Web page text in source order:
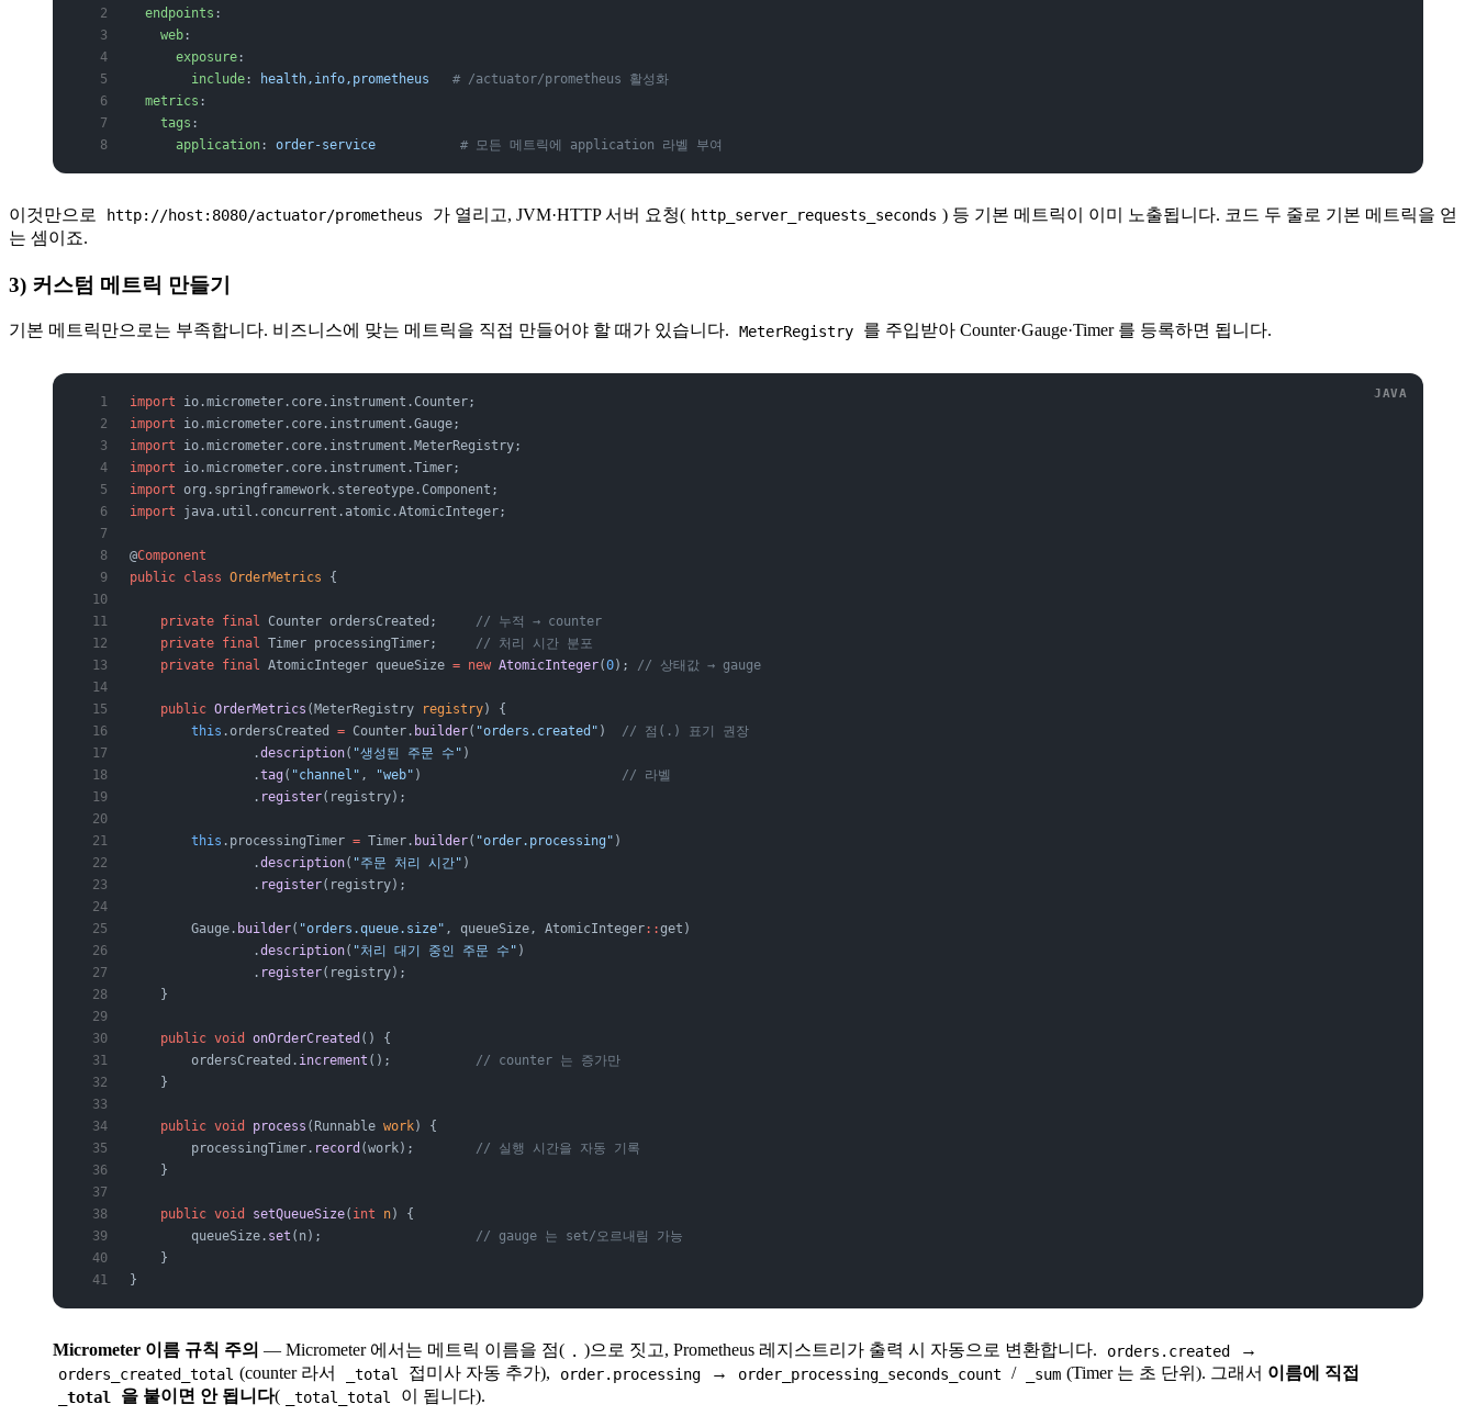
  endpoints
:
    web
:
      exposure
:
        include
: health,info,prometheus
   # /actuator/prometheus 활성화
  metrics
:
    tags
:
      application
: order-service
           # 모든 메트릭에 application 라벨 부여
이것만으로 http://host:8080/actuator/prometheus 가 열리고, JVM·HTTP 서버 요청( http_server_requests_seconds ) 등 기본 메트릭이 이미 노출됩니다. 코드 두 줄로 기본 메트릭을 얻
는 셈이죠.
3) 커스텀 메트릭 만들기
기본 메트릭만으로는 부족합니다. 비즈니스에 맞는 메트릭을 직접 만들어야 할 때가 있습니다. MeterRegistry 를 주입받아 Counter·Gauge·Timer 를 등록하면 됩니다.
import io.micrometer.core.instrument.Counter;
import io.micrometer.core.instrument.Gauge;
import io.micrometer.core.instrument.MeterRegistry;
import io.micrometer.core.instrument.Timer;
import org.springframework.stereotype.Component;
import java.util.concurrent.atomic.AtomicInteger;
@Component
public class OrderMetrics {
    private
final Counter ordersCreated; // 누적 → counter
    private
final Timer processingTimer; // 처리 시간 분포
    private
final AtomicInteger queueSize = new AtomicInteger(0); // 상태값 → gauge
    public
OrderMetrics (MeterRegistry registry) {
        this
.ordersCreated = Counter. builder( "orders.created" ) // 점(.) 표기 권장
                .
description( "생성된 주문 수" )
                .
tag ( "channel" , "web" ) // 라벨
                .
register(registry);
        this
.processingTimer = Timer. builder( "order.processing" )
                .
description( "주문 처리 시간" )
                .
register(registry);
        Gauge.
builder( "orders.queue.size" , queueSize, AtomicInteger::get)
                .
description( "처리 대기 중인 주문 수" )
                .
register(registry);
    }
    public
void onOrderCreated () {
        ordersCreated.
increment (); // counter 는 증가만
    }
    public
void process (Runnable work) {
        processingTimer.
record (work); // 실행 시간을 자동 기록
    }
    public
void setQueueSize( int n) {
        queueSize.
set (n); // gauge 는 set/오르내림 가능
    }
}
Micrometer 이름 규칙 주의 — Micrometer 에서는 메트릭 이름을 점( . )으로 짓고, Prometheus 레지스트리가 출력 시 자동으로 변환합니다. orders.created →
orders_created_total (counter 라서 _total 접미사 자동 추가), order.processing → order_processing_seconds_count / _sum (Timer 는 초 단위). 그래서 이름에 직접
_total 을 붙이면 안 됩니다( _total_total 이 됩니다).